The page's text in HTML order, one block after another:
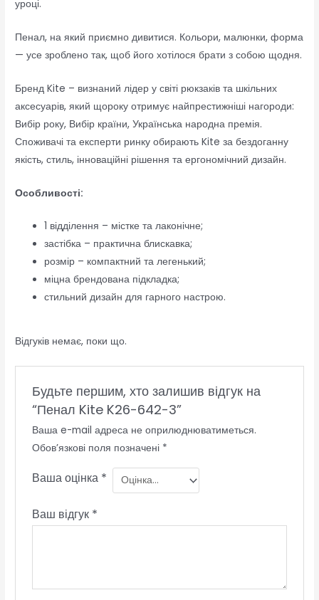
уроці.
Пенал, на який приємно дивитися. Кольори, малюнки, форма
— усе зроблено так, щоб його хотілося брати з собою щодня.
Бренд Kite – визнаний лідер у світі рюкзаків та шкільних
аксесуарів, який щороку отримує найпрестижніші нагороди:
Вибір року, Вибір країни, Українська народна премія.
Споживачі та експерти ринку обирають Kite за бездоганну
якість, стиль, інноваційні рішення та ергономічний дизайн.
Особливості:
1 відділення – містке та лаконічне;
застібка – практична блискавка;
розмір – компактний та легенький;
міцна брендована підкладка;
стильний дизайн для гарного настрою.
Відгуків немає, поки що.
Будьте першим, хто залишив відгук на
“Пенал Kite K26-642-3”
Ваша e-mail адреса не оприлюднюватиметься.
Обов’язкові поля позначені *
Ваша оцінка *
Ваш відгук *